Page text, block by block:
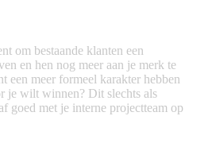
om bestaande klanten een
en hen nog meer aan je merk te
een meer formeel karakter hebben
je wilt winnen? Dit slechts als
goed met je interne projectteam op